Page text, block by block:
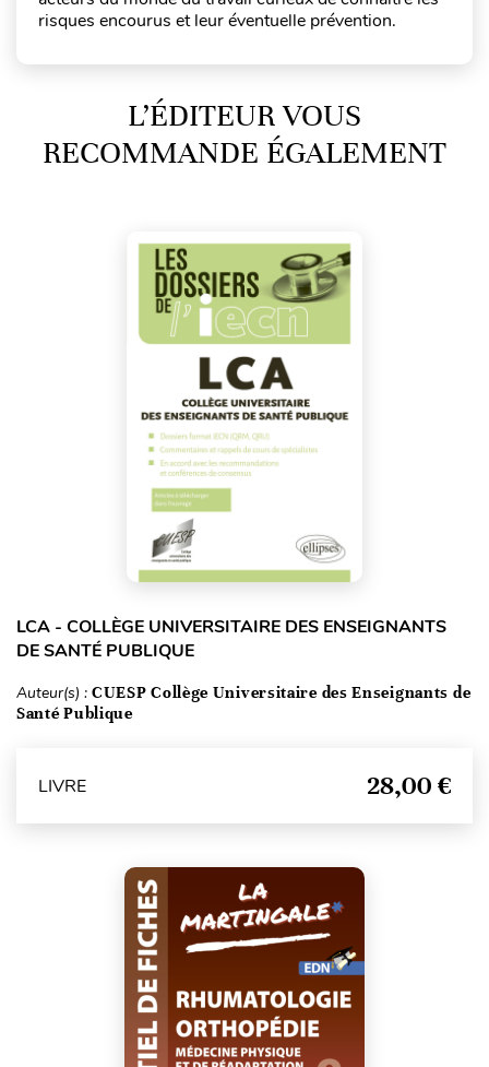
risques encourus et leur éventuelle prévention.
L’ÉDITEUR VOUS
RECOMMANDE ÉGALEMENT
LCA - COLLÈGE UNIVERSITAIRE DES ENSEIGNANTS
DE SANTÉ PUBLIQUE
Auteur(s) : CUESP Collège Universitaire des Enseignants de
Santé Publique
LIVRE 28,00 €